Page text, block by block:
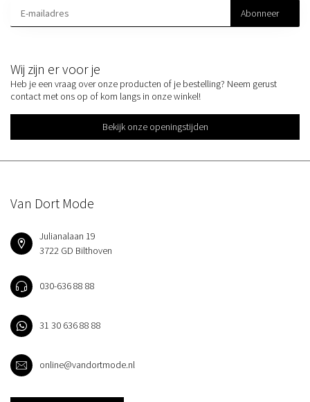
Wij zijn er voor je
Heb je een vraag over onze producten of je bestelling? Neem gerust
contact met ons op of kom langs in onze winkel!
Bekijk onze openingstijden
Abonneer
Van Dort Mode
Julianalaan 19
3722 GD Bilthoven
030-636 88 88
31 30 636 88 88
online@vandortmode.nl